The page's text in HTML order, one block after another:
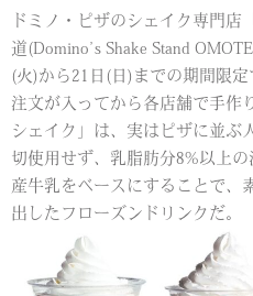
ドミノ・ピザのシェイク専門
道(Domino’s Shake Stand
(火)から21日(日)までの期間限定
注文が入ってから各店舗で手作
シェイク」は、実はピザに並ぶ
切使用せず、乳脂肪分8%以上
産牛乳をベースにすることで、
出したフローズンドリンクだ。